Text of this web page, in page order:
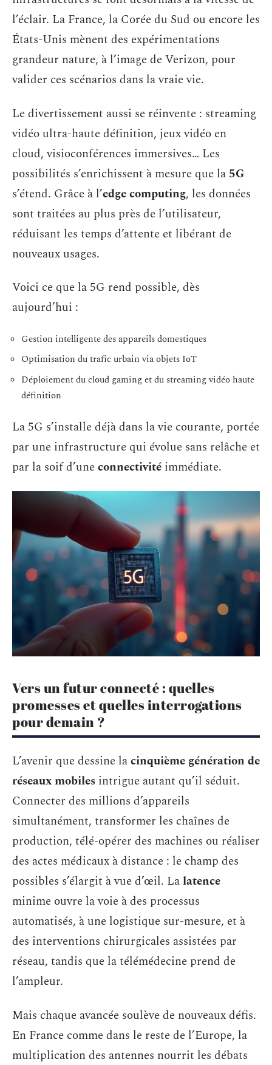
l’éclair. La France, la Corée du Sud ou encore les
États-Unis mènent des expérimentations
grandeur nature, à l’image de Verizon, pour
valider ces scénarios dans la vraie vie.
Le divertissement aussi se réinvente : streaming
vidéo ultra-haute définition, jeux vidéo en
cloud, visioconférences immersives… Les
possibilités s’enrichissent à mesure que la 5G
s’étend. Grâce à l’edge computing, les données
sont traitées au plus près de l’utilisateur,
réduisant les temps d’attente et libérant de
nouveaux usages.
Voici ce que la 5G rend possible, dès
aujourd’hui :
Gestion intelligente des appareils domestiques
Optimisation du trafic urbain via objets IoT
Déploiement du cloud gaming et du streaming vidéo haute
définition
La 5G s’installe déjà dans la vie courante, portée
par une infrastructure qui évolue sans relâche et
par la soif d’uneconnectivité immédiate.
Vers un futur connecté : quelles
promesses et quelles interrogations
pour demain ?
L’avenir que dessine lacinquième génération de
réseaux mobiles intrigue autant qu’il séduit.
Connecter des millions d’appareils
simultanément, transformer les chaînes de
production, télé-opérer des machines ou réaliser
des actes médicaux à distance : le champ des
possibles s’élargit à vue d’œil. Lalatence
minime ouvre la voie à des processus
automatisés, à une logistique sur-mesure, et à
des interventions chirurgicales assistées par
réseau, tandis que la télémédecine prend de
l’ampleur.
Mais chaque avancée soulève de nouveaux défis.
En France comme dans le reste de l’Europe, la
multiplication des antennes nourrit les débats